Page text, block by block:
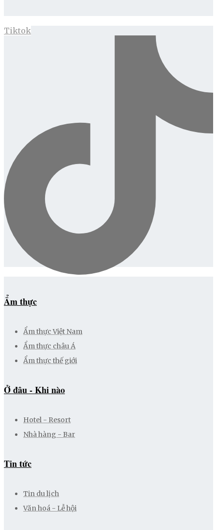
Tiktok
Ẩm thực
Ẩm thực Việt Nam
Ẩm thực châu Á
Ẩm thực thế giới
Ở đâu - Khi nào
Hotel - Resort
Nhà hàng - Bar
Tin tức
Tin du lịch
Văn hoá - Lễ hội